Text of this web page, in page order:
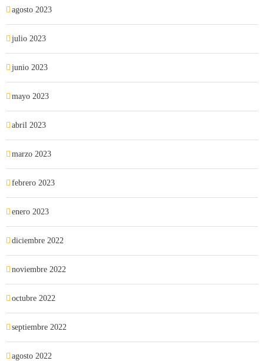
agosto 2023
julio 2023
junio 2023
mayo 2023
abril 2023
marzo 2023
febrero 2023
enero 2023
diciembre 2022
noviembre 2022
octubre 2022
septiembre 2022
agosto 2022